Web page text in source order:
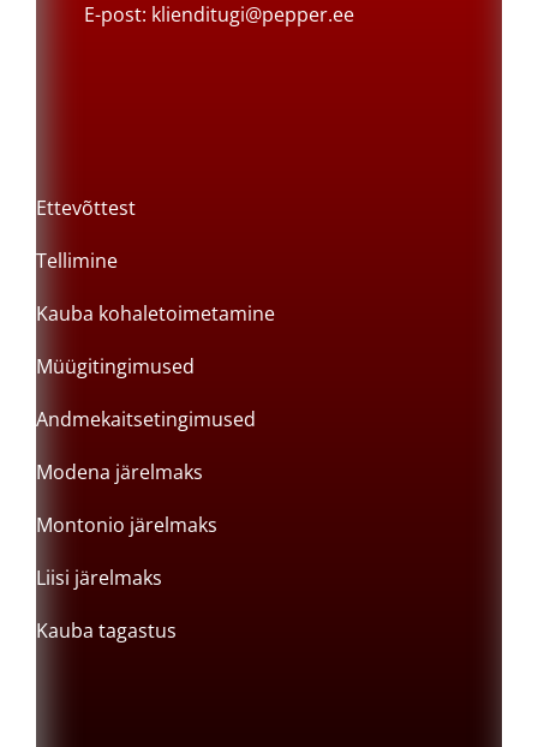
E-post: klienditugi@pepper.ee
Ettevõttest
Tellimine
Kauba kohaletoimetamine
Müügitingimused
Andmekaitsetingimused
Modena järelmaks
Montonio järelmaks
Liisi järelmaks
Kauba tagastus